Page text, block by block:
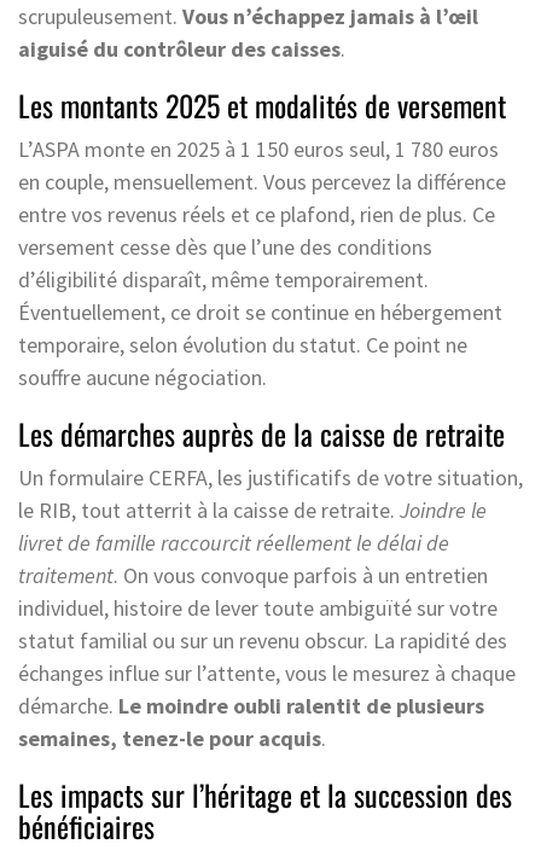
scrupuleusement. Vous n’échappez jamais à l’œil
aiguisé du contrôleur des caisses.
Les montants 2025 et modalités de versement
L’ASPA monte en 2025 à 1 150 euros seul, 1 780 euros
en couple, mensuellement. Vous percevez la différence
entre vos revenus réels et ce plafond, rien de plus. Ce
versement cesse dès que l’une des conditions
d’éligibilité disparaît, même temporairement.
Éventuellement, ce droit se continue en hébergement
temporaire, selon évolution du statut. Ce point ne
souffre aucune négociation.
Les démarches auprès de la caisse de retraite
Un formulaire CERFA, les justificatifs de votre situation,
le RIB, tout atterrit à la caisse de retraite. Joindre le
livret de famille raccourcit réellement le délai de
traitement. On vous convoque parfois à un entretien
individuel, histoire de lever toute ambiguïté sur votre
statut familial ou sur un revenu obscur. La rapidité des
échanges influe sur l’attente, vous le mesurez à chaque
démarche. Le moindre oubli ralentit de plusieurs
semaines, tenez-le pour acquis.
Les impacts sur l’héritage et la succession des
bénéficiaires